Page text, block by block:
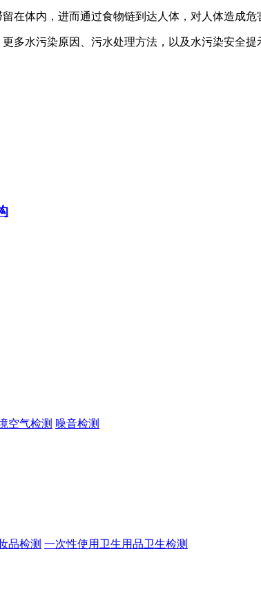
体内，进而通过食物链到达人体，对人体造成危
水污染原因、污水处理方法，以及水污染安全提
空气检测 噪音检测
品检测 一次性使用卫生用品卫生检测